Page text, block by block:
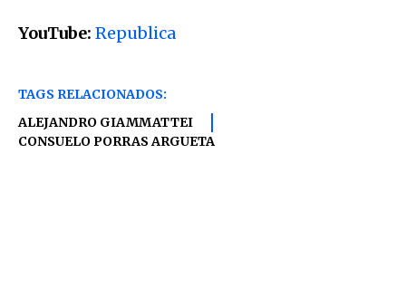
YouTube: Republica
TAGS RELACIONADOS:
ALEJANDRO GIAMMATTEI
CONSUELO PORRAS ARGUETA